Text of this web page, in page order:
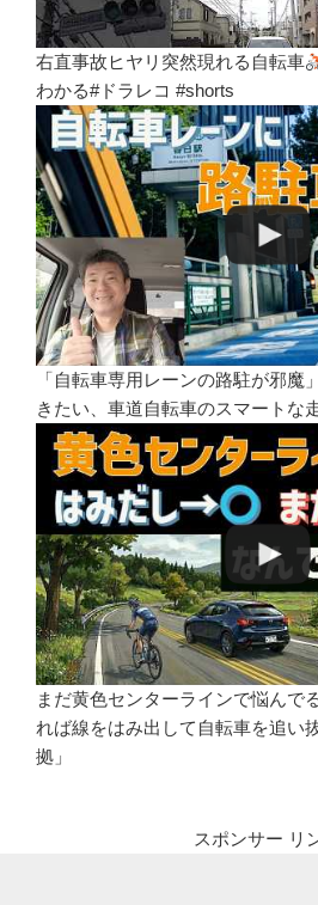
右直事故ヒヤリ突然現れる自転車
わかる#ドラレコ #shorts
「自転車専用レーンの路駐が邪魔
きたい、車道自転車のスマートな
まだ黄色センターラインで悩んで
れば線をはみ出して自転車を追い
拠」
スポンサー リ